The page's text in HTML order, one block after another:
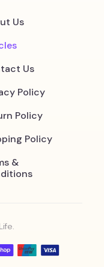
Us
Us
Policy
Policy
Policy
&